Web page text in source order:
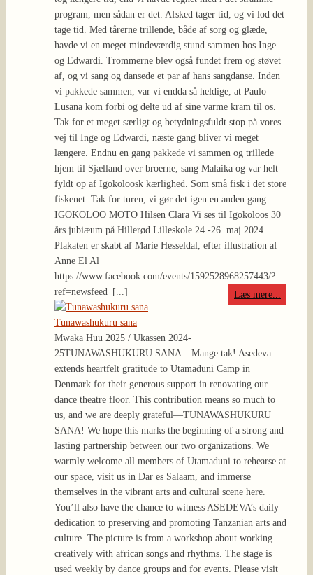
[...] Læs mere...
Tunawashukuru sana
Mwaka Huu 2025 / Ukassen 2024-
25TUNAWASHUKURU SANA – Mange tak! Asedeva
extends heartfelt gratitude to Utamaduni Camp in
Denmark for their generous support in renovating our
dance theatre floor. This contribution means so much to
us, and we are deeply grateful—TUNAWASHUKURU
SANA! We hope this marks the beginning of a strong and
lasting partnership between our two organizations. We
warmly welcome all members of Utamaduni to rehearse at
our space, visit us in Dar es Salaam, and immerse
themselves in the vibrant arts and cultural scene here.
You’ll also have the chance to witness ASEDEVA’s daily
dedication to preserving and promoting Tanzanian arts and
culture. The picture is from a workshop about working
creatively with african songs and rhythms. The stage is
used weekly by dance groups and for events. Please visit